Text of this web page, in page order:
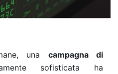
una campagna di
sofisticata ha